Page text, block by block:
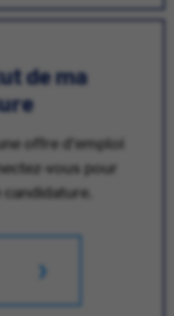
de ma
offre d'emploi
vous pour